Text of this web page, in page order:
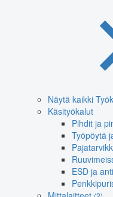
Näytä kaikki
Käsityökalut
Pihdit ja
Työpöytä
ESD ja